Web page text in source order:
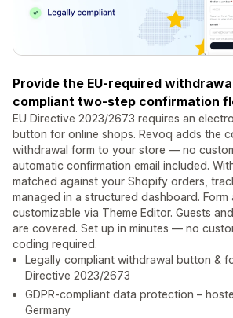
Provide the EU-required
compliant two-step confirmation
EU Directive 2023/2673 requires an
button for online shops. Revoq adds the
withdrawal form to your store — no
automatic confirmation email included.
matched against your Shopify orders,
managed in a structured dashboard.
customizable via Theme Editor. Guests
are covered. Set up in minutes — no
coding required.
Legally compliant withdrawal button &
Directive 2023/2673
GDPR-compliant data protection –
Germany